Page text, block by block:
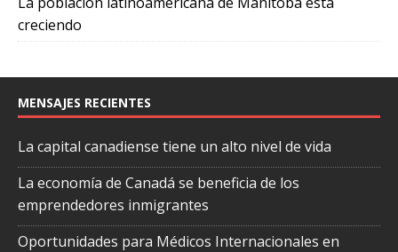
creciendo
MENSAJES RECIENTES
La capital canadiense tiene un alto nivel de vida
La economía de Canadá se beneficia de los
emprendedores inmigrantes
Oportunidades para Médicos Internacionales en